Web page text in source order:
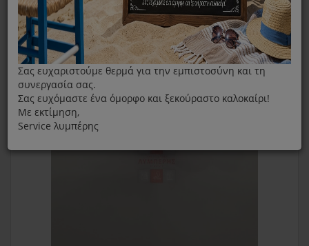
Σας ευχαριστούμε θερμά για την εμπιστοσύνη και τη
συνεργασία σας.
Σας ευχόμαστε ένα όμορφο και ξεκούραστο καλοκαίρι!
Με εκτίμηση,
Service λυμπέρης